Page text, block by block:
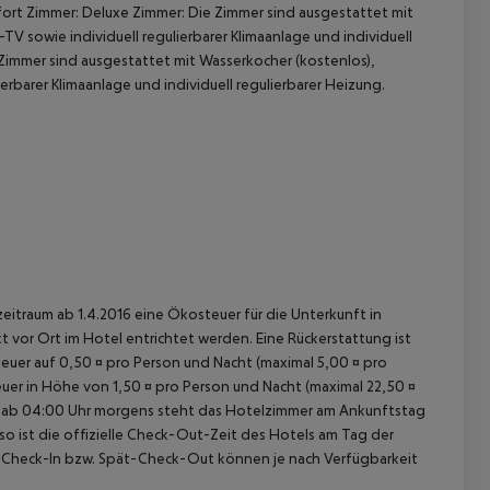
Zimmer: Deluxe Zimmer: Die Zimmer sind ausgestattet mit
sowie individuell regulierbarer Klimaanlage und individuell
sind ausgestattet mit Wasserkocher (kostenlos),
Klimaanlage und individuell regulierbarer Heizung.
ab 1.4.2016 eine Ökosteuer für die Unterkunft in
vor Ort im Hotel entrichtet werden. Eine Rückerstattung ist
auf 0,50 ¤ pro Person und Nacht (maximal 5,00 ¤ pro
in Höhe von 1,50 ¤ pro Person und Nacht (maximal 22,50 ¤
04:00 Uhr morgens steht das Hotelzimmer am Ankunftstag
ist die offizielle Check-Out-Zeit des Hotels am Tag der
In bzw. Spät-Check-Out können je nach Verfügbarkeit